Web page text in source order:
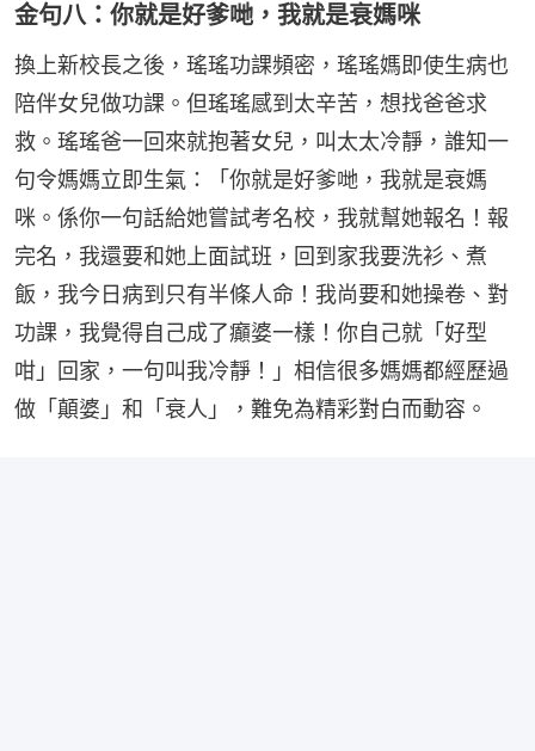
金句八：你就是好爹哋，我就是衰媽咪
換上新校長之後，瑤瑤功課頻密，瑤瑤媽即使生病也
陪伴女兒做功課。但瑤瑤感到太辛苦，想找爸爸求
救。瑤瑤爸一回來就抱著女兒，叫太太冷靜，誰知一
句令媽媽立即生氣：「你就是好爹哋，我就是衰媽
咪。係你一句話給她嘗試考名校，我就幫她報名！報
完名，我還要和她上面試班，回到家我要洗衫、煮
飯，我今日病到只有半條人命！我尚要和她操卷、對
功課，我覺得自己成了癲婆一樣！你自己就「好型
咁」回家，一句叫我冷靜！」相信很多媽媽都經歷過
做「顛婆」和「衰人」，難免為精彩對白而動容。